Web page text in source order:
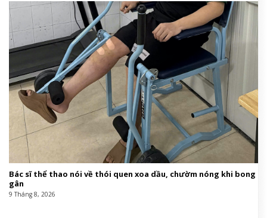
Bác sĩ thể thao nói về thói quen xoa dầu, chườm nóng khi bong
gân
9 Tháng 8, 2026